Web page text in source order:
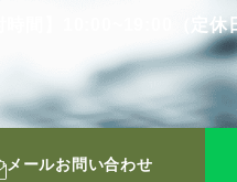
時間】10:00~19:00（定休
メールお問い合わせ